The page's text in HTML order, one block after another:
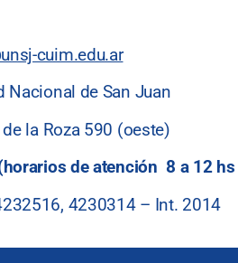
cuim.edu.ar
Nacional de San Juan
la Roza 590 (oeste)
de atención 8 a 12
4230314 – Int. 2014